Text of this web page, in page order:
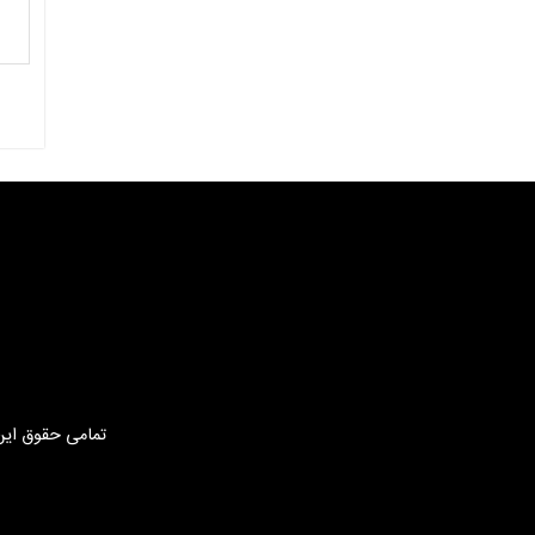
تمامی حقوق